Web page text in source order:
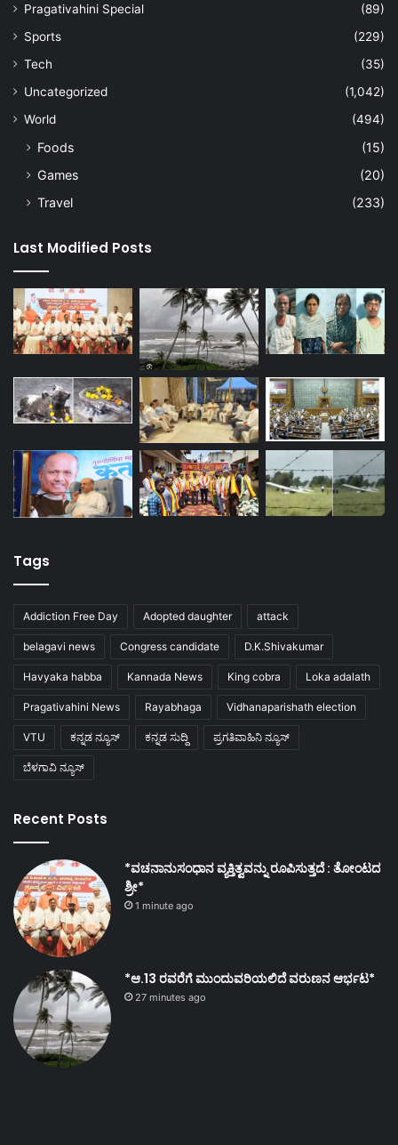
Pragativahini Special
(89)
Sports
(229)
Tech
(35)
Uncategorized
(1,042)
World
(494)
Foods
(15)
Games
(20)
Travel
(233)
Last Modified Posts
Tags
Addiction Free Day Adopted daughter attack
belagavi news Congress candidate D.K.Shivakumar
Havyaka habba Kannada News King cobra Loka adalath
Pragativahini News Rayabhaga Vidhanaparishath election
VTU ಕನ್ನಡ ನ್ಯೂಸ್ ಕನ್ನಡ ಸುದ್ದಿ ಪ್ರಗತಿವಾಹಿನಿ ನ್ಯೂಸ್
ಬೆಳಗಾವಿ ನ್ಯೂಸ್
Recent Posts
*ವಚನಾನುಸಂಧಾನ ವ್ಯಕ್ತಿತ್ವವನ್ನು ರೂಪಿಸುತ್ತದೆ : ತೋಂಟದ
ಶ್ರೀ*
1 minute ago
*ಆ.13 ರವರೆಗೆ ಮುಂದುವರಿಯಲಿದೆ ವರುಣನ ಆರ್ಭಟ*
27 minutes ago